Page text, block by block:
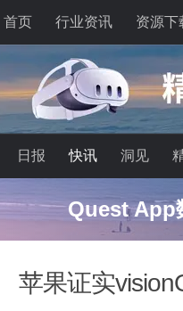
首页 行业资讯 资源下
日报 快讯 洞见
Quest App
苹果证实